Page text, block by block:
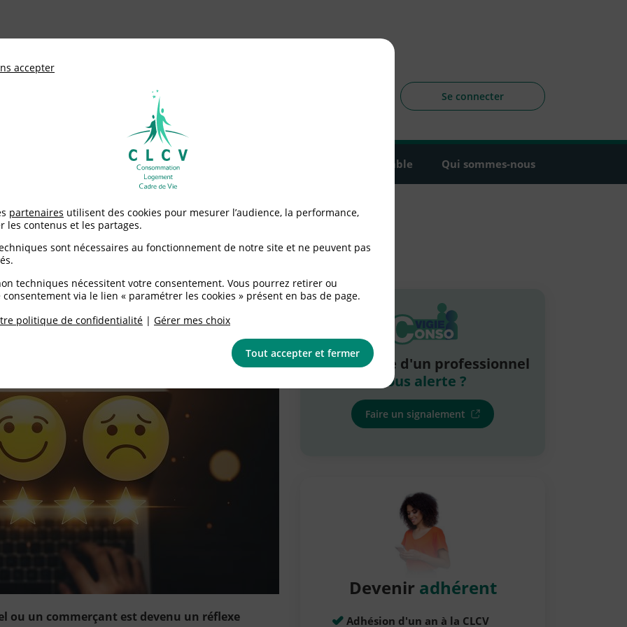
de défense des consommateurs et usagers
Se connecter
Environnement / Santé Agir ensemble Qui sommes-nous
> Avis sur internet : peut-on tout dire ?
peut-on tout dire ?
ou un commerçant est devenu un réflexe
La pratique d'un professionnel
vous alerte ?
Faire un signalement
Devenir adhérent
Adhésion d'un an à la CLCV
accepter
partenaires utilisent des cookies pour mesurer l’audience, la performance,
les contenus et les partages.
sont nécessaires au fonctionnement de notre site et ne peuvent pas
techniques nécessitent votre consentement. Vous pourrez retirer ou
via le lien « paramétrer les cookies » présent en bas de page.
politique de confidentialité | Gérer mes choix
Tout accepter et fermer